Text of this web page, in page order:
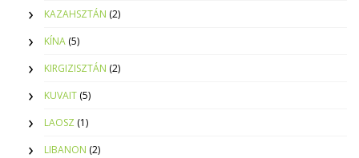
KAZAHSZTÁN (2)
KÍNA (5)
KIRGIZISZTÁN (2)
KUVAIT (5)
LAOSZ (1)
LIBANON (2)